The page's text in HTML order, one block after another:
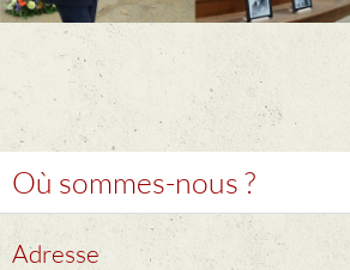
FAITS DE GUERRE
Figures Marquantes
Où sommes-nous ?
Adresse